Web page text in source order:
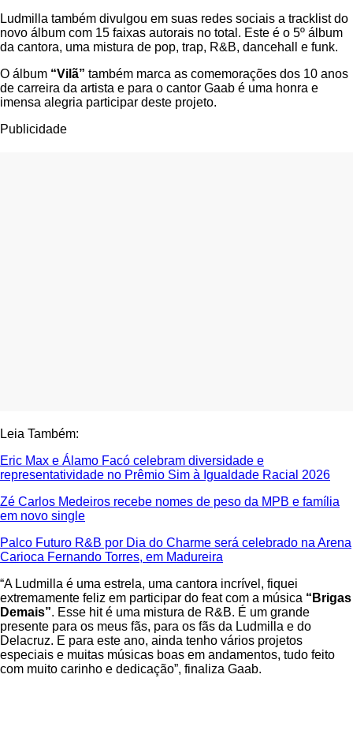
Ludmilla também divulgou em suas redes sociais a tracklist do
novo álbum com 15 faixas autorais no total. Este é o 5º álbum
da cantora, uma mistura de pop, trap, R&B, dancehall e funk.
O álbum “Vilã” também marca as comemorações dos 10 anos
de carreira da artista e para o cantor Gaab é uma honra e
imensa alegria participar deste projeto.
Publicidade
Leia Também:
Eric Max e Álamo Facó celebram diversidade e
representatividade no Prêmio Sim à Igualdade Racial 2026
Zé Carlos Medeiros recebe nomes de peso da MPB e família
em novo single
Palco Futuro R&B por Dia do Charme será celebrado na Arena
Carioca Fernando Torres, em Madureira
“A Ludmilla é uma estrela, uma cantora incrível, fiquei
extremamente feliz em participar do feat com a música “Brigas
Demais”. Esse hit é uma mistura de R&B. É um grande
presente para os meus fãs, para os fãs da Ludmilla e do
Delacruz. E para este ano, ainda tenho vários projetos
especiais e muitas músicas boas em andamentos, tudo feito
com muito carinho e dedicação”, finaliza Gaab.